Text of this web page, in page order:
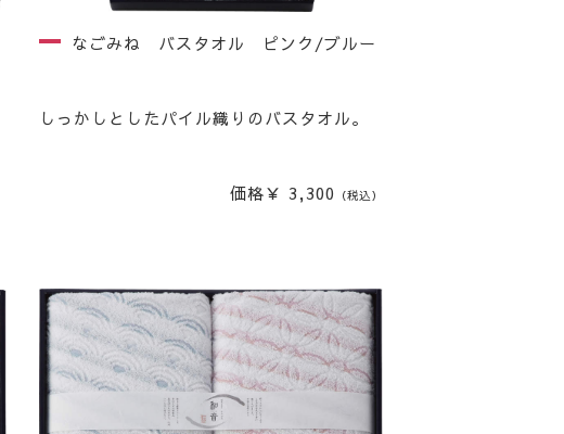
なごみね バスタオル ピンク/ブルー
しっかしとしたパイル織りのバスタオル。
価格￥ 3,300 （税込）